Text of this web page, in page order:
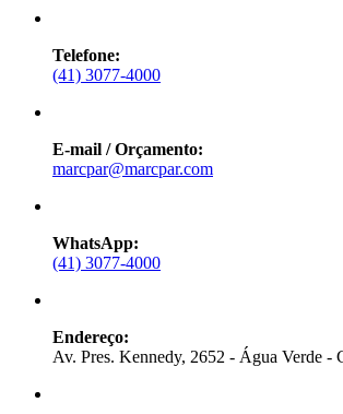
Telefone:
(41) 3077-4000
E-mail / Orçamento:
marcpar@marcpar.com
WhatsApp:
(41) 3077-4000
Endereço:
Av. Pres. Kennedy, 2652 - Água Verde -